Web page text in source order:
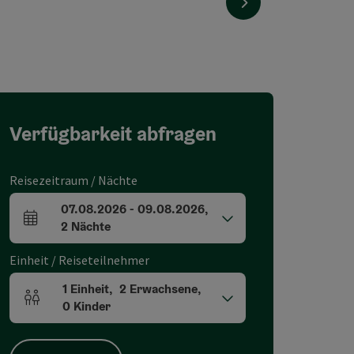
Verfügbarkeit abfragen
Reisezeitraum / Nächte
An- und Abreisefelder
07.08.2026- 09.08.2026,
2 Nächte
Einheit / Reiseteilnehmer
Einheitenanzahl und Personenfelder
1 Einheit, 2 Erwachsene,
0 Kinder